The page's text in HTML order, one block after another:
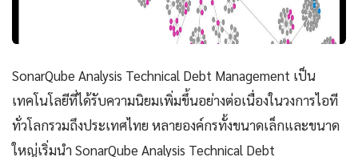
SonarQube Analysis Technical Debt Management เป็น
เทคโนโลยีที่ได้รับความนิยมเพิ่มขึ้นอย่างต่อเนื่องในวงการไอที
ทั่วโลกรวมถึงประเทศไทย หลายองค์กรทั้งขนาดเล็กและขนาด
ใหญ่เริ่มนำ SonarQube Analysis Technical Debt